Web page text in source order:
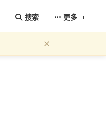
搜索 更多 +
×